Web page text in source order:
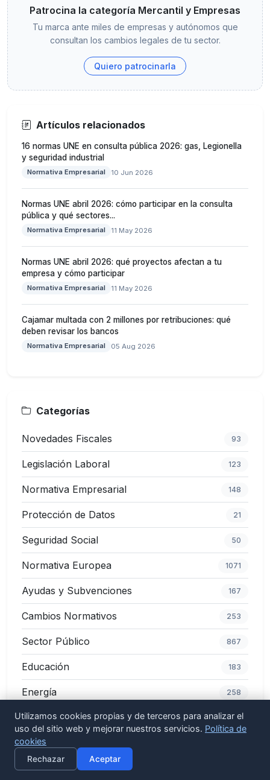
Patrocina la categoría Mercantil y Empresas
Tu marca ante miles de empresas y autónomos que
consultan los cambios legales de tu sector.
Quiero patrocinarla
Artículos relacionados
16 normas UNE en consulta pública 2026: gas, Legionella
y seguridad industrial
Normativa Empresarial 10 Jun 2026
Normas UNE abril 2026: cómo participar en la consulta
pública y qué sectores...
Normativa Empresarial 11 May 2026
Normas UNE abril 2026: qué proyectos afectan a tu
empresa y cómo participar
Normativa Empresarial 11 May 2026
Cajamar multada con 2 millones por retribuciones: qué
deben revisar los bancos
Normativa Empresarial 05 Aug 2026
Categorías
Novedades Fiscales 93
Legislación Laboral 123
Normativa Empresarial 148
Protección de Datos 21
Seguridad Social 50
Normativa Europea 1071
Ayudas y Subvenciones 167
Cambios Normativos 253
Sector Público 867
Educación 183
Energía 258
Agricultura y Pesca 396
Inmobiliario
Activar alertas
Utilizamos cookies propias y de terceros para analizar el
uso del sitio web y mejorar nuestros servicios. Política de
cookies
Rechazar Aceptar